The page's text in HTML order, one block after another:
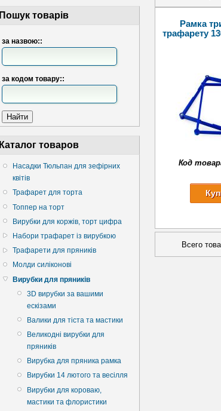
Пошук товарів
за назвою::
за кодом товару::
Каталог товаров
Насадки Тюльпан для зефірних
квітів
Трафарет для торта
Топпер на торт
Вирубки для коржів, торт цифра
Набори трафарет із вирубкою
Трафарети для пряників
Молди силіконові
Вирубки для пряників
3D вирубки за вашими
ескізами
Валики для тіста та мастики
Великодні вирубки для
пряників
Вирубка для пряника рамка
Вирубки 14 лютого та весілля
Вирубки для короваю,
мастики та флористики
Рамка
трафарету
Код
Всего